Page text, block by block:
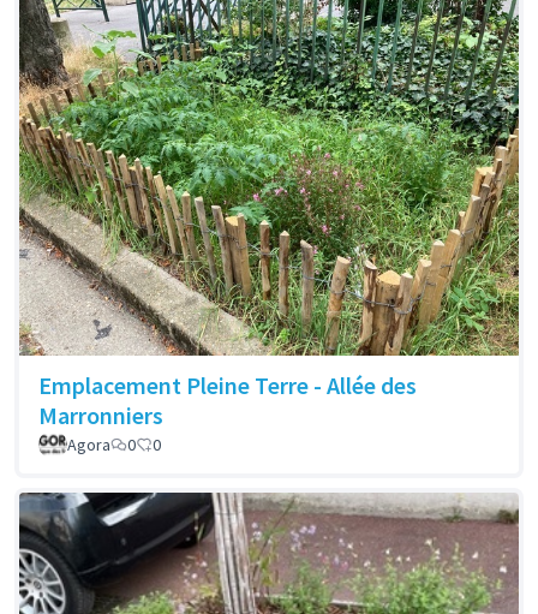
Emplacement Pleine Terre - Allée des
Marronniers
Agora 0 0